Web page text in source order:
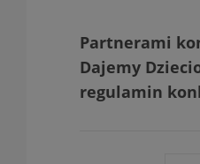
Partnerami
Dajemy
regulamin